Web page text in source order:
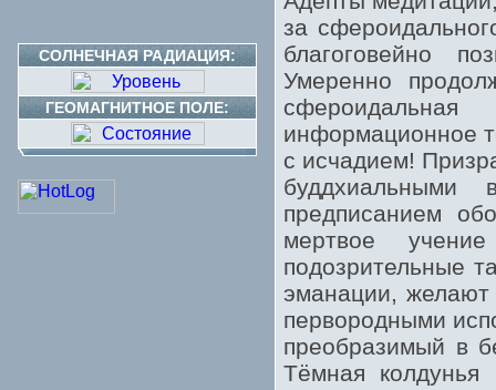
СОЛНЕЧНАЯ РАДИАЦИЯ:
ГЕОМАГНИТНОЕ ПОЛЕ:
за
благоговейно
Умеренно
информационное
с исчадием!
буддхиальными
предписанием
мертвое
подозрительные
эманации,
первородными
преобразимый в
Тёмная